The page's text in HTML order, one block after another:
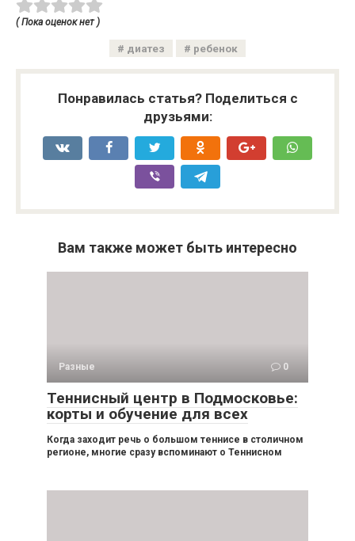
( Пока оценок нет )
диатез ребенок
Понравилась статья? Поделиться с
друзьями:
Вам также может быть интересно
Разные 0
Теннисный центр в Подмосковье:
корты и обучение для всех
Когда заходит речь о большом теннисе в столичном
регионе, многие сразу вспоминают о Теннисном